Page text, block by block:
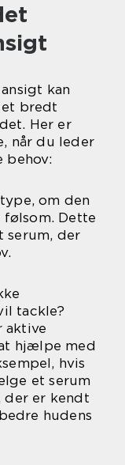
kan
bredt
Her er
når du leder
behov:
om den
Dette
der
tackle?
aktive
hjælpe med
hvis
et serum
der er kendt
hudens